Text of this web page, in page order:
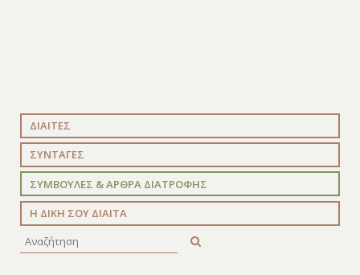
ΔΙΑΙΤΕΣ
ΣΥΝΤΑΓΕΣ
ΣΥΜΒΟΥΛΕΣ & ΑΡΘΡΑ ΔΙΑΤΡΟΦΗΣ
Η ΔΙΚΗ ΣΟΥ ΔΙΑΙΤΑ